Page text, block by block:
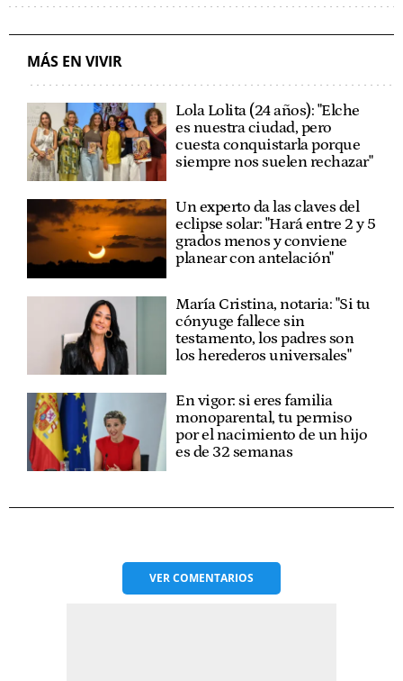
MÁS EN VIVIR
Lola Lolita (24 años): "Elche
es nuestra ciudad, pero
cuesta conquistarla porque
siempre nos suelen rechazar"
Un experto da las claves del
eclipse solar: "Hará entre 2 y 5
grados menos y conviene
planear con antelación"
María Cristina, notaria: "Si tu
cónyuge fallece sin
testamento, los padres son
los herederos universales"
En vigor: si eres familia
monoparental, tu permiso
por el nacimiento de un hijo
es de 32 semanas
VERCOMENTARIOS